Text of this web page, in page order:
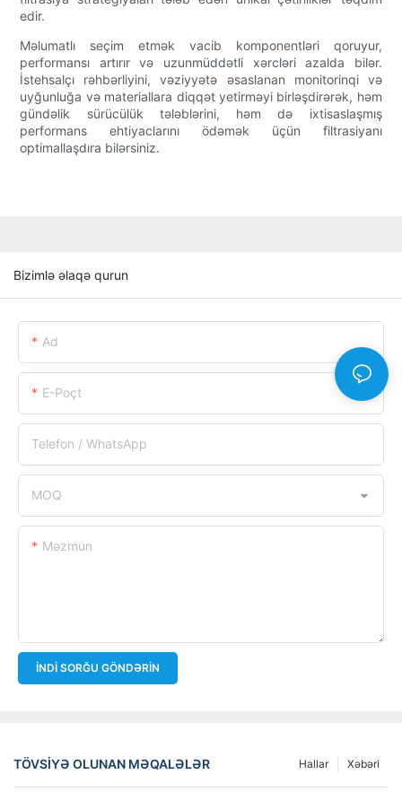
edir.
Məlumatlı seçim etmək vacib komponentləri qoruyur,
performansı artırır və uzunmüddətli xərcləri azalda bilər.
İstehsalçı rəhbərliyini, vəziyyətə əsaslanan monitorinqi və
uyğunluğa və materiallara diqqət yetirməyi birləşdirərək, həm
gündəlik sürücülük tələblərini, həm də ixtisaslaşmış
performans ehtiyaclarını ödəmək üçün filtrasiyanı
optimallaşdıra bilərsiniz.
Bizimlə əlaqə qurun
Ad
E-Poçt
Telefon / WhatsApp
MOQ
Məzmun
İNDI SORĞU GÖNDƏRIN
TÖVSIYƏ OLUNAN MƏQALƏLƏR Xəbəri
Hallar